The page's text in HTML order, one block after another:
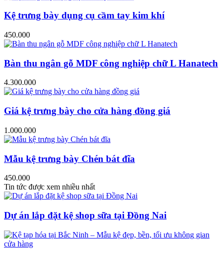
Kệ trưng bày dụng cụ cầm tay kim khí
450.000
Bàn thu ngân gỗ MDF công nghiệp chữ L Hanatech
4.300.000
Giá kệ trưng bày cho cửa hàng đồng giá
1.000.000
Mẫu kệ trưng bày Chén bát đĩa
450.000
Tin tức được xem nhiều nhất
Dự án lắp đặt kệ shop sữa tại Đồng Nai